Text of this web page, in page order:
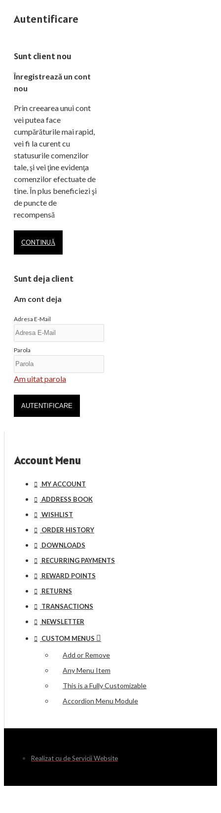
Autentificare
Sunt client nou
Înregistrează un cont
nou
Prin creearea unui cont
vei putea face
cumpărăturile mai rapid,
vei fi la curent cu
statusurile comenzilor
tale, şi vei ţine evidenţa
comenzilor efectuate de
tine. În plus beneficiezi şi
de puncte de
recompensă
CONTINUĂ
Sunt deja client
Am cont deja
Adresa E-Mail
Parola
Am uitat parola
AUTENTIFICARE
Account Menu
MY ACCOUNT
ADDRESS BOOK
WISHLIST
ORDER HISTORY
DOWNLOADS
RECURRING PAYMENTS
REWARD POINTS
RETURNS
TRANSACTIONS
NEWSLETTER
CUSTOM MENUS
Add or Remove
Any Menu Item
This is a Fully Customizable
Accordion Menu Module
Realizat cu de Servicii Website